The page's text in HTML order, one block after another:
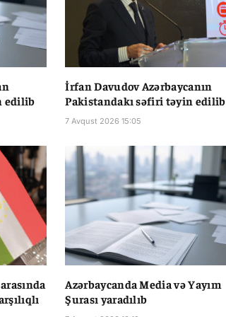
edilib
İrfan Davudov Azərbaycanın
Pakistandakı səfiri təyin edilib
7 Avqust 2026 15:05
Azərbaycanda Media və Yayım
Şurası yaradılıb